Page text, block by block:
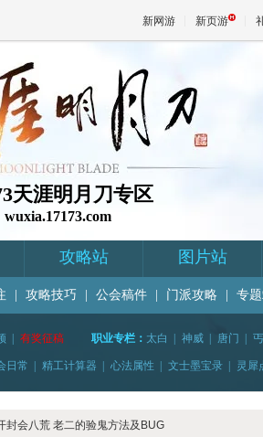
新网游 新页游
天涯明月刀专区
wuxia.17173.com
攻略站 图片站
攻略技巧 公会稿件 门派攻略 专
有奖征稿 职业专栏： 太白 神威 唐门
日常 精工计算器 心法属性 文士墨宝录 灵犀
封会八荒 老二的验鬼方法及BUG